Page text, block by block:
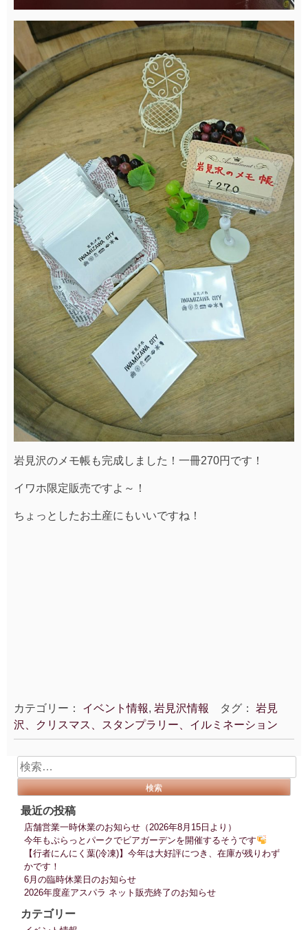
岩見沢のメモ帳も完成しました！一冊270円です！
イワホ限定販売ですよ～！
ちょっとしたお土産にもいいですね！
カテゴリー： イベント情報, 岩見沢情報 タグ： 岩見
沢、クリスマス、スタンプラリー、イルミネーション
検
索:
最近の投稿
店舗営業一時休業のお知らせ（2026年8月15日より）
今年もぷらっとパークでビアガーデンを開催するそうです
【行者にんにく葉(冷凍)】今年は大好評につき、在庫が残りわず
かです！
6月の臨時休業日のお知らせ
2026年度産アスパラ ネット販売終了のお知らせ
カテゴリー